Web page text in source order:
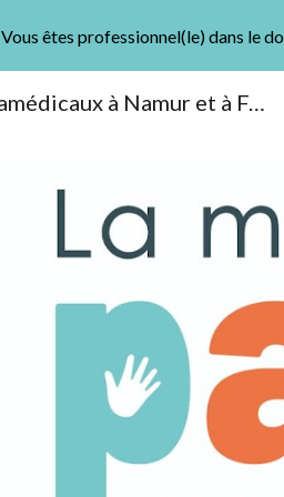
Vous êtes professionnel(le) dans le
Centres paramédicaux à Namur et à Fernelmont